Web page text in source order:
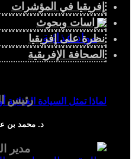
لماذا تمثل السيادة الغذائية
إفريقيا في المؤشرات
دراسات وبحوث
نظرة على إفريقيا
الصحافة الإفريقية
رئيس
د. محمد بن
مدير